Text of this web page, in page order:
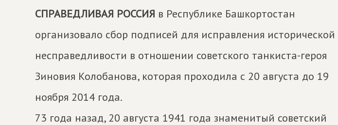
СПРАВЕДЛИВАЯ РОССИЯ в Республике Башкортостан
организовало сбор подписей для исправления исторической
несправедливости в отношении советского танкиста-героя
Зиновия Колобанова, которая проходила с 20 августа до 19
ноября 2014 года.
73 года назад, 20 августа 1941 года знаменитый советский